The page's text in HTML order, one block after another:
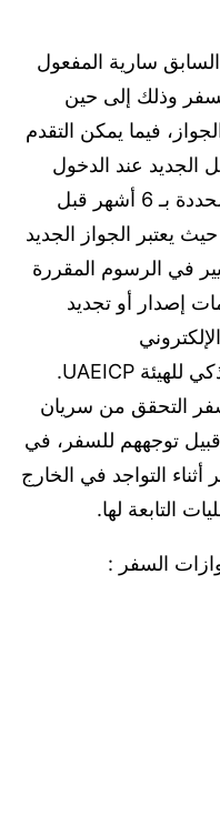
سارية المفعول
وذلك إلى حين
فيما يمكن التقدم
الجديد عند الدخول
ضمن فترة استحقاق التجديد والمحددة بـ 6 أشهر قبل
حيث يعتبر الجواز الجديد
في الرسوم المقررة
إصدار أو تجديد
التحقق من سريان
لا تقل عن 6 أشهر قبيل توجههم للسفر، في
التواجد في الخارج
التابعة لها.
السفر :